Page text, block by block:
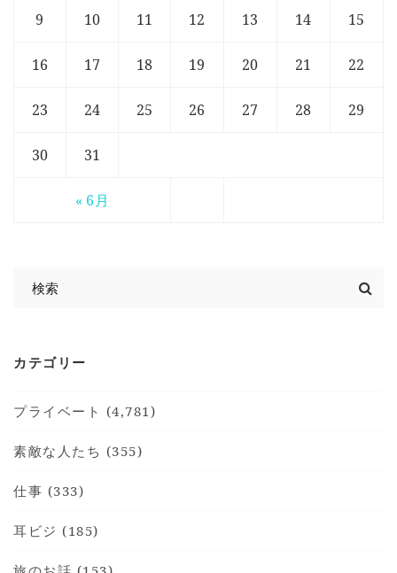
« 6月
9 10 11 12 13 14 15
16 17 18 19 20 21 22
23 24 25 26 27 28 29
30 31
カテゴリー
プライベート (4,781)
素敵な人たち (355)
仕事 (333)
耳ビジ (185)